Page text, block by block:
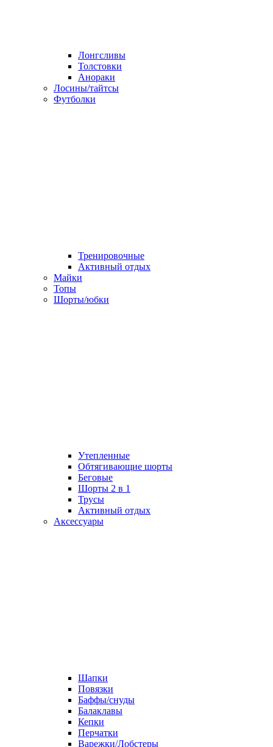
Лонгсливы
Толстовки
Анораки
Лосины/тайтсы
Футболки
Тренировочные
Активный отдых
Майки
Топы
Шорты/юбки
Утепленные
Обтягивающие шорты
Беговые
Шорты 2 в 1
Трусы
Активный отдых
Аксессуары
Шапки
Повязки
Баффы/снуды
Балаклавы
Кепки
Перчатки
Варежки/Лобстеры